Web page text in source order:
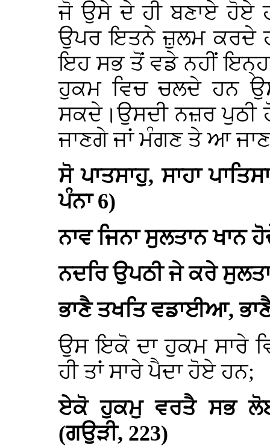
ਜੋ ਉਸੇ ਦੇ ਹੀ ਬਣਾਏ ਹੋਏ
ਉਪਰ ਇਤਨੇ ਜ਼ੁਲਮ ਕਰਦੇ
ਇਹ ਸਭ ਤੋਂ ਵਡੇ ਨਹੀਂ
ਹੁਕਮ ਵਿਚ ਚਲਦੇ ਹਨ
ਸਕਦੇ।ਉਸਦੀ ਨਜ਼ਰ ਪੁਠੀ
ਜਾਣਗੇ ਜਾਂ ਮੰਗਣ ਤੇ ਆ
ਸੋ ਪਾਤਸਾਹੁ, ਸਾਹਾ
ਪੰਨਾ 6)
ਨਾਵ ਜਿਨਾ ਸੁਲਤਾਨ ਖਾਨ
ਨਦਰਿ ਉਪਠੀ ਜੇ ਕਰੇ
ਭਾਣੈ ਤਖਤਿ ਵਡਾਈਆ,
ਉਸ ਇਕੋ ਦਾ ਹੁਕਮ ਸਾਰੇ
ਹੀ ਤਾਂ ਸਾਰੇ ਪੈਦਾ ਹੋਏ ਹਨ;
ਏਕੋ ਹੁਕਮੁ ਵਰਤੈ ਸਭ
(ਗਉੜੀ, 223)